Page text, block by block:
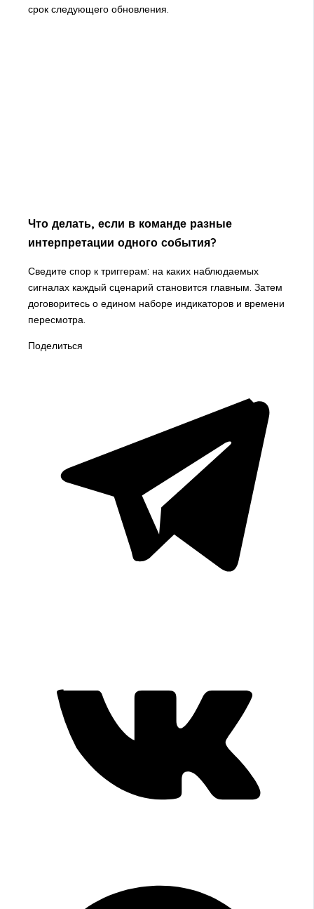
срок следующего обновления.
Что делать, если в команде разные
интерпретации одного события?
Сведите спор к триггерам: на каких наблюдаемых
сигналах каждый сценарий становится главным. Затем
договоритесь о едином наборе индикаторов и времени
пересмотра.
Поделиться